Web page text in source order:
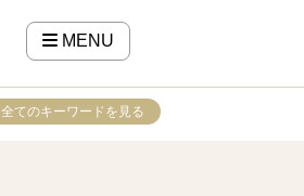
MENU
全てのキーワードを見る